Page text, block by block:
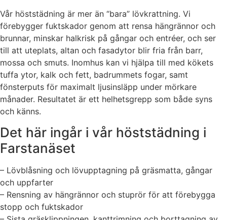
Vår höststädning är mer än “bara” lövkrattning. Vi
förebygger fuktskador genom att rensa hängrännor och
brunnar, minskar halkrisk på gångar och entréer, och ser
till att uteplats, altan och fasadytor blir fria från barr,
mossa och smuts. Inomhus kan vi hjälpa till med kökets
tuffa ytor, kalk och fett, badrummets fogar, samt
fönsterputs för maximalt ljusinsläpp under mörkare
månader. Resultatet är ett helhetsgrepp som både syns
och känns.
Det här ingår i vår höststädning i
Farstanäset
– Lövblåsning och lövupptagning på gräsmatta, gångar
och uppfarter
– Rensning av hängrännor och stuprör för att förebygga
stopp och fuktskador